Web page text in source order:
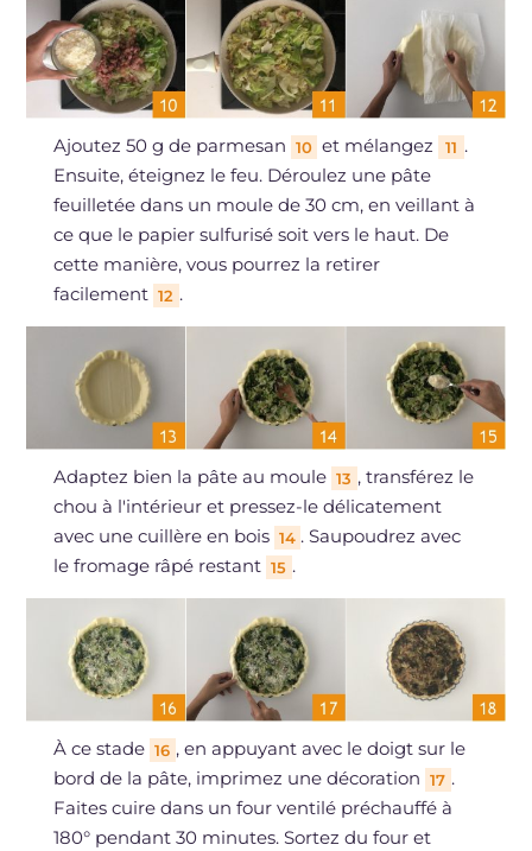
Ajoutez 50 g de parmesan 10 et mélangez 11 .
Ensuite, éteignez le feu. Déroulez une pâte
feuilletée dans un moule de 30 cm, en veillant à
ce que le papier sulfurisé soit vers le haut. De
cette manière, vous pourrez la retirer
facilement 12 .
Adaptez bien la pâte au moule 13 , transférez le
chou à l'intérieur et pressez-le délicatement
avec une cuillère en bois 14 . Saupoudrez avec
le fromage râpé restant 15 .
À ce stade 16 , en appuyant avec le doigt sur le
bord de la pâte, imprimez une décoration 17 .
Faites cuire dans un four ventilé préchauffé à
180° pendant 30 minutes. Sortez du four et